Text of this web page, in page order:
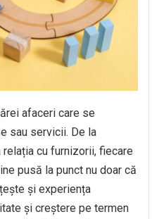
afaceri care se
sau servicii. De la
cu furnizorii, fiecare
pusă la punct nu doar că
și experiența
și creștere pe termen